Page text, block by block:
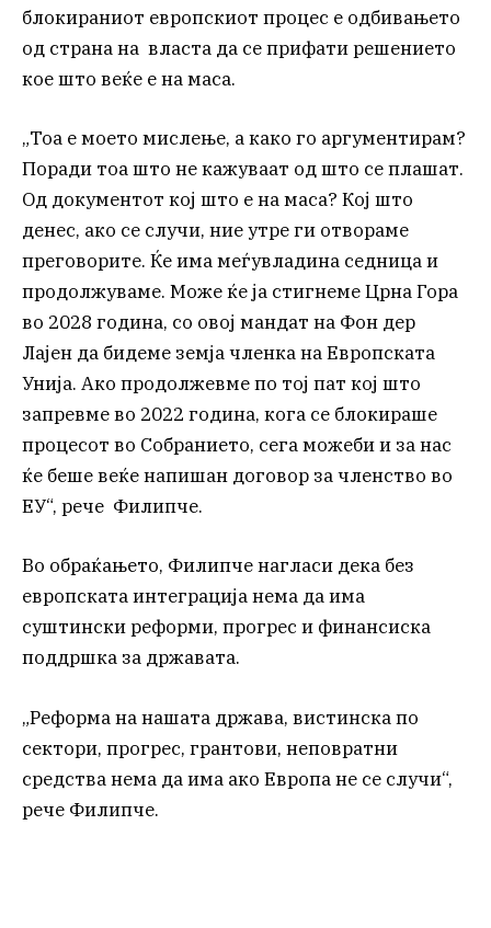
блокираниот европскиот процес е одбивањето
од страна на власта да се прифати решението
кое што веќе е на маса.
„Тоа е моето мислење, а како го аргументирам?
Поради тоа што не кажуваат од што се плашат.
Од документот кој што е на маса? Кој што
денес, ако се случи, ние утре ги отвораме
преговорите. Ќе има меѓувладина седница и
продолжуваме. Може ќе ја стигнеме Црна Гора
во 2028 година, со овој мандат на Фон дер
Лајен да бидеме земја членка на Европската
Унија. Ако продолжевме по тој пат кој што
запревме во 2022 година, кога се блокираше
процесот во Собранието, сега можеби и за нас
ќе беше веќе напишан договор за членство во
ЕУ“, рече Филипче.
Во обраќањето, Филипче нагласи дека без
европската интеграција нема да има
суштински реформи, прогрес и финансиска
поддршка за државата.
„Реформа на нашата држава, вистинска по
сектори, прогрес, грантови, неповратни
средства нема да има ако Европа не се случи“,
рече Филипче.